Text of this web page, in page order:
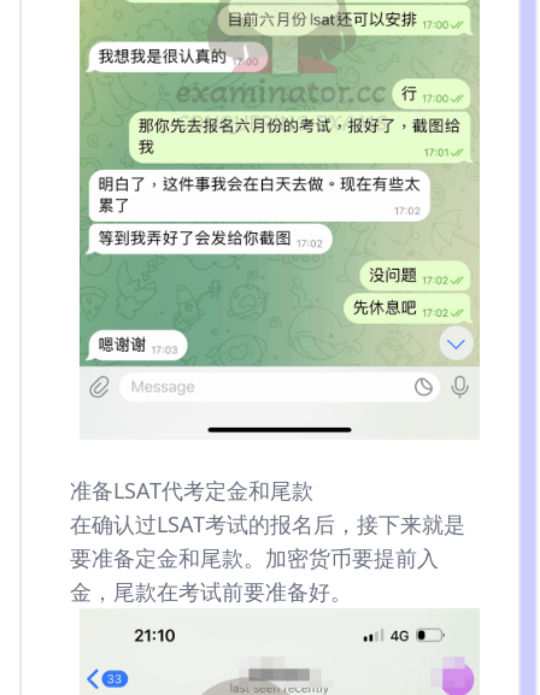
准备LSAT代考定金和尾款
在确认过LSAT考试的报名后，接下来就是
要准备定金和尾款。加密货币要提前入
金，尾款在考试前要准备好。